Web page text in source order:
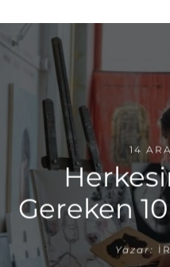
14
Gereken
Yazar: